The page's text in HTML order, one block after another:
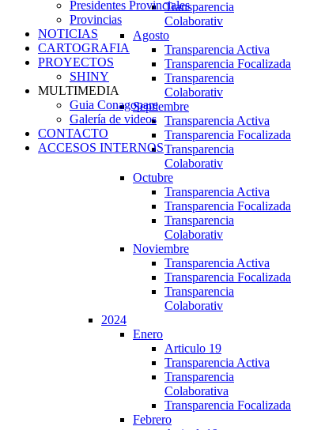
Transparencia
Colaborativ
Agosto
Transparencia Activa
Transparencia Focalizada
Transparencia
Colaborativ
Septiembre
Transparencia Activa
Transparencia Focalizada
Transparencia
Colaborativ
Octubre
Transparencia Activa
Transparencia Focalizada
Transparencia
Colaborativ
Noviembre
Transparencia Activa
Transparencia Focalizada
Transparencia
Colaborativ
2024
Enero
Articulo 19
Transparencia Activa
Transparencia
Colaborativa
Transparencia Focalizada
Febrero
Presidentes Provinciales
Provincias
NOTICIAS
CARTOGRAFIA
PROYECTOS
SHINY
MULTIMEDIA
Guia Conagopare
Galería de videos
CONTACTO
ACCESOS INTERNOS